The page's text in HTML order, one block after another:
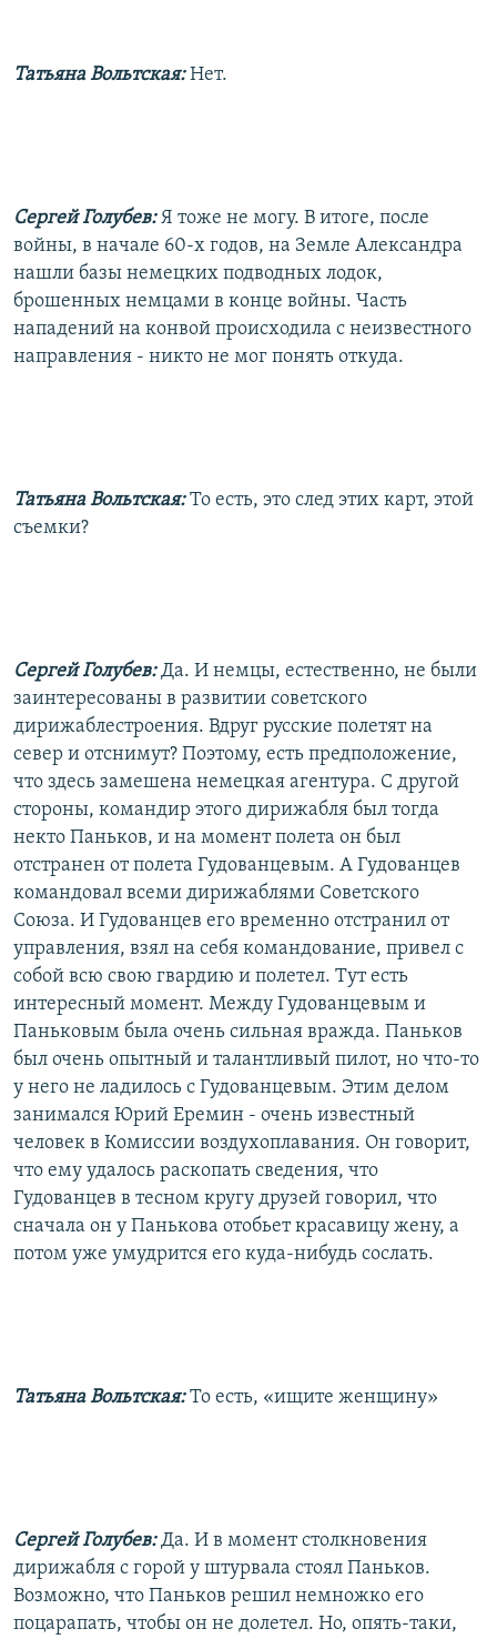
Татьяна Вольтская:Нет.
Сергей Голубев:Я тоже не могу. В итоге, после
войны, в начале 60-х годов, на Земле Александра
нашли базы немецких подводных лодок,
брошенных немцами в конце войны. Часть
нападений на конвой происходила с неизвестного
направления - никто не мог понять откуда.
Татьяна Вольтская:То есть, это след этих карт, этой
съемки?
Сергей Голубев:Да. И немцы, естественно, не были
заинтересованы в развитии советского
дирижаблестроения. Вдруг русские полетят на
север и отснимут? Поэтому, есть предположение,
что здесь замешена немецкая агентура. С другой
стороны, командир этого дирижабля был тогда
некто Паньков, и на момент полета он был
отстранен от полета Гудованцевым. А Гудованцев
командовал всеми дирижаблями Советского
Союза. И Гудованцев его временно отстранил от
управления, взял на себя командование, привел с
собой всю свою гвардию и полетел. Тут есть
интересный момент. Между Гудованцевым и
Паньковым была очень сильная вражда. Паньков
был очень опытный и талантливый пилот, но что-то
у него не ладилось с Гудованцевым. Этим делом
занимался Юрий Еремин - очень известный
человек в Комиссии воздухоплавания. Он говорит,
что ему удалось раскопать сведения, что
Гудованцев в тесном кругу друзей говорил, что
сначала он у Панькова отобьет красавицу жену, а
потом уже умудрится его куда-нибудь сослать.
Татьяна Вольтская:То есть, «ищите женщину»
Сергей Голубев:Да. И в момент столкновения
дирижабля с горой у штурвала стоял Паньков.
Возможно, что Паньков решил немножко его
поцарапать, чтобы он не долетел. Но, опять-таки,